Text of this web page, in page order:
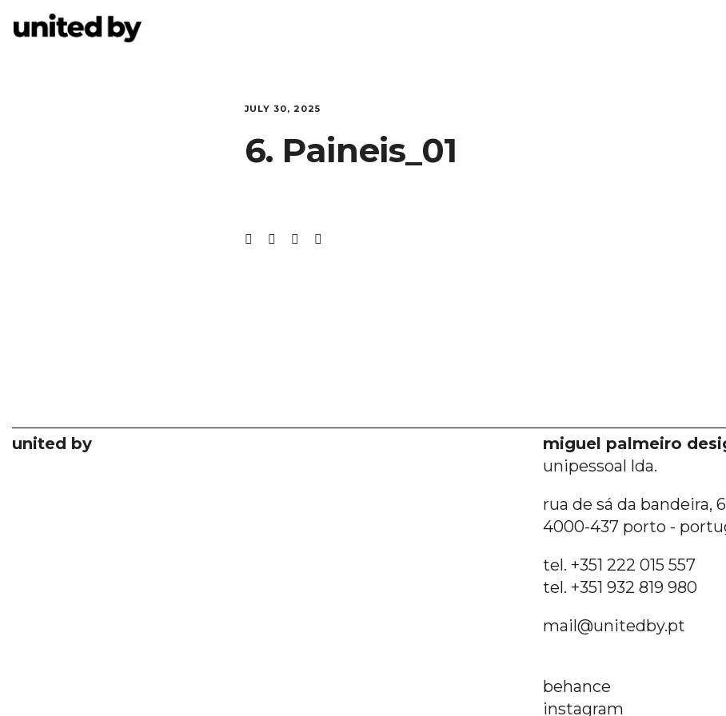
JULY 30, 2025
6. Paineis_01
united by
miguel palmeiro
unipessoal lda.
rua de sá da bandeira,
4000-437 porto -
tel. +351 222 015 557
tel. +351 932 819 980
mail@unitedby.pt
behance
instagram